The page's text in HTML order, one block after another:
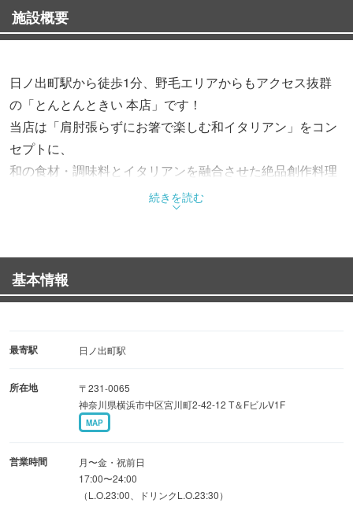
施設概要
日ノ出町駅から徒歩1分、野毛エリアからもアクセス抜群
の「とんとんときい 本店」です！
当店は「肩肘張らずにお箸で楽しむ和イタリアン」をコン
セプトに、
和の食材・調味料とイタリアンを融合させた絶品創作料理
ーム炒め」をはじめ、
サクふわの本格ピザ、お酒が進む肉料理など、ワインにも
ビールにも合うメニューが目白押し！
店内はアットホームで居心地の良い空間。15名〜最大25名
飲み放題付きの本格パーティープランもご用意しておりま
すので、女子会、記念日、会社宴会など様々なシーンでご
利用ください！
続きを読む
基本情報
最寄駅 日ノ出町駅
所在地
〒231-0065
神奈川県横浜市中区宮川町2-42-12 T＆FビルV1F
MAP
営業時間
月〜金・祝前日
17:00〜24:00
（L.O.23:00、ドリンクL.O.23:30）